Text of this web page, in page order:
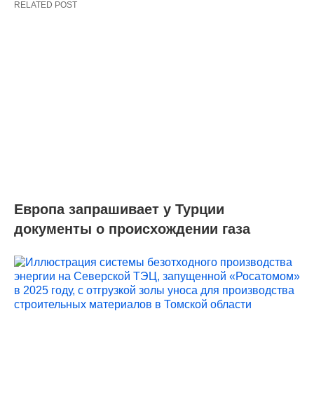
RELATED POST
Европа запрашивает у Турции
документы о происхождении газа